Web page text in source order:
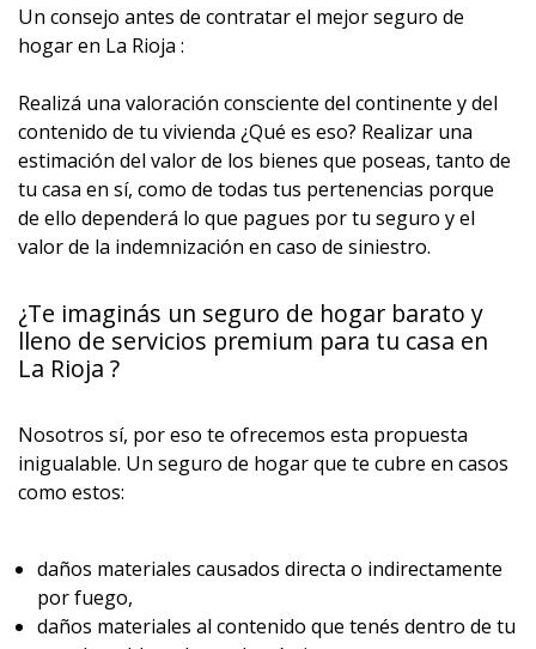
Un consejo antes de contratar el mejor seguro de
hogar en La Rioja :
Realizá una valoración consciente del continente y del
contenido de tu vivienda ¿Qué es eso? Realizar una
estimación del valor de los bienes que poseas, tanto de
tu casa en sí, como de todas tus pertenencias porque
de ello dependerá lo que pagues por tu seguro y el
valor de la indemnización en caso de siniestro.
¿Te imaginás un seguro de hogar barato y
lleno de servicios premium para tu casa en
La Rioja ?
Nosotros sí, por eso te ofrecemos esta propuesta
inigualable. Un seguro de hogar que te cubre en casos
como estos:
daños materiales causados directa o indirectamente
por fuego,
daños materiales al contenido que tenés dentro de tu